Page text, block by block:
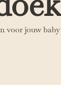
voor jouw baby